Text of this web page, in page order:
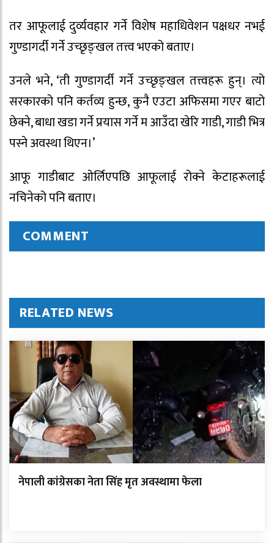
तर आफूलाई दुर्व्यवहार गर्ने विशेष महाधिवेशन पक्षधर नभई
गुण्डागर्दी गर्ने उच्छृङ्खल तत्त्व भएको बताए।
उनले भने, ‘ती गुण्डागर्दी गर्ने उच्छृङ्खल तत्त्वहरू हुन्। त्यो
सरकारको पनि कर्तव्य हुन्छ, कुनै एउटा अफिसमा गएर बाटो
छेक्ने, बाधा खडा गर्ने प्रयास गर्ने म आउँदा खेरि गाडी, गाडी भित्र
पस्ने अवस्था थिएन।’
आफू गाडीबाट ओर्लिएपछि आफूलाई रोक्ने केटाहरूलाई
नचिनेको पनि बताए।
COMMENT
RELATED NEWS
नेपाली कांग्रेसका नेता सिंह मृत अवस्थामा फेला